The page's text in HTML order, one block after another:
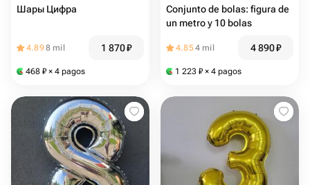
Шары Цифра
4.898 mil 1 870₽
468 ₽ × 4 pagos
Conjunto de bolas: figura de
un metro y 10 bolas
4.854 mil 4 890₽
1 223 ₽ × 4 pagos